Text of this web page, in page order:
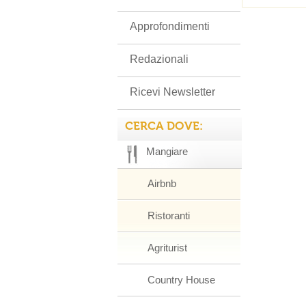
Approfondimenti
Redazionali
Ricevi Newsletter
CERCA DOVE:
Mangiare
Airbnb
Ristoranti
Agriturist
Country House